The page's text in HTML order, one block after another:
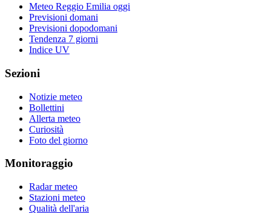
Meteo Reggio Emilia oggi
Previsioni domani
Previsioni dopodomani
Tendenza 7 giorni
Indice UV
Sezioni
Notizie meteo
Bollettini
Allerta meteo
Curiosità
Foto del giorno
Monitoraggio
Radar meteo
Stazioni meteo
Qualità dell'aria